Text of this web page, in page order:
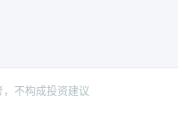
，不构成投资建议